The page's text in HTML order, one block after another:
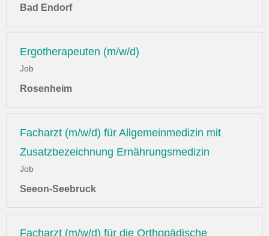
Bad Endorf
Ergotherapeuten (m/w/d)
Job
Rosenheim
Facharzt (m/w/d) für Allgemeinmedizin mit
Zusatzbezeichnung Ernährungsmedizin
Job
Seeon-Seebruck
Facharzt (m/w/d) für die Orthopädische